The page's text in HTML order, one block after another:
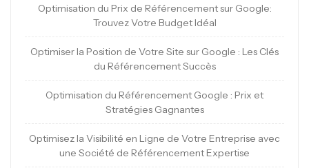
Optimisation du Prix de Référencement sur Google:
Trouvez Votre Budget Idéal
Optimiser la Position de Votre Site sur Google : Les Clés
du Référencement Succès
Optimisation du Référencement Google : Prix et
Stratégies Gagnantes
Optimisez la Visibilité en Ligne de Votre Entreprise avec
une Société de Référencement Expertise